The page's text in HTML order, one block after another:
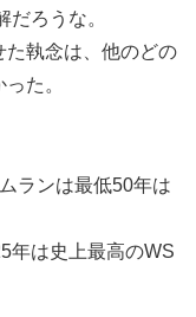
しんどいわ……」
」「毎年暑い季
どこ行った」
訳を知ってしまっ
ろうな。
た執念は、他のどの
た。
ランは最低50年は
年は史上最高のWS